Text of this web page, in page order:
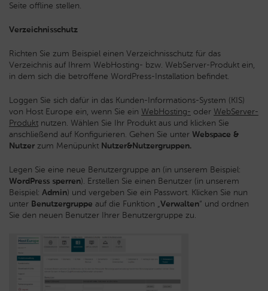
Seite offline stellen.
Verzeichnisschutz
Richten Sie zum Beispiel einen Verzeichnisschutz für das
Verzeichnis auf Ihrem WebHosting- bzw. WebServer-Produkt ein,
in dem sich die betroffene WordPress-Installation befindet.
Loggen Sie sich dafür in das Kunden-Informations-System (KIS)
von Host Europe ein, wenn Sie ein WebHosting- oder WebServer-
Produkt nutzen. Wählen Sie Ihr Produkt aus und klicken Sie
anschließend auf Konfigurieren. Gehen Sie unter Webspace &
Nutzer zum Menüpunkt Nutzer&Nutzergruppen.
Legen Sie eine neue Benutzergruppe an (in unserem Beispiel:
WordPress sperren). Erstellen Sie einen Benutzer (in unserem
Beispiel: Admin) und vergeben Sie ein Passwort. Klicken Sie nun
unter Benutzergruppe auf die Funktion „Verwalten“ und ordnen
Sie den neuen Benutzer Ihrer Benutzergruppe zu.